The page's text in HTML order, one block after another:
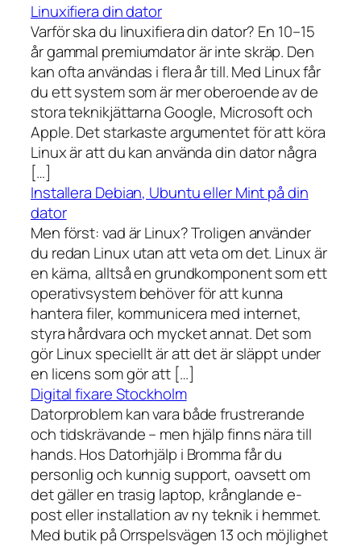
Linuxifiera din dator
Varför ska du linuxifiera din dator? En 10–15
år gammal premiumdator är inte skräp. Den
kan ofta användas i flera år till. Med Linux får
du ett system som är mer oberoende av de
stora teknikjättarna Google, Microsoft och
Apple. Det starkaste argumentet för att köra
Linux är att du kan använda din dator några
[…]
Installera Debian, Ubuntu eller Mint på din
dator
Men först: vad är Linux? Troligen använder
du redan Linux utan att veta om det. Linux är
en kärna, alltså en grundkomponent som ett
operativsystem behöver för att kunna
hantera filer, kommunicera med internet,
styra hårdvara och mycket annat. Det som
gör Linux speciellt är att det är släppt under
en licens som gör att […]
Digital fixare Stockholm
Datorproblem kan vara både frustrerande
och tidskrävande – men hjälp finns nära till
hands. Hos Datorhjälp i Bromma får du
personlig och kunnig support, oavsett om
det gäller en trasig laptop, krånglande e-
post eller installation av ny teknik i hemmet.
Med butik på Orrspelsvägen 13 och möjlighet